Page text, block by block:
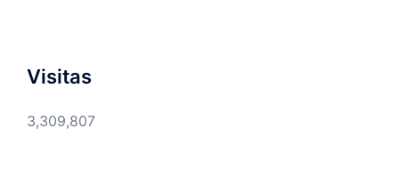
Visitas
3,309,807